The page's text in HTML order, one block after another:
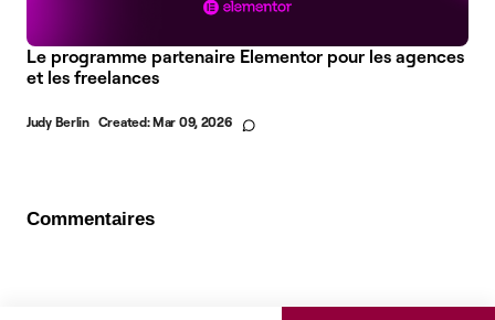
Le programme partenaire Elementor pour les agences
et les freelances
Judy Berlin Created:Mar 09, 2026
Commentaires